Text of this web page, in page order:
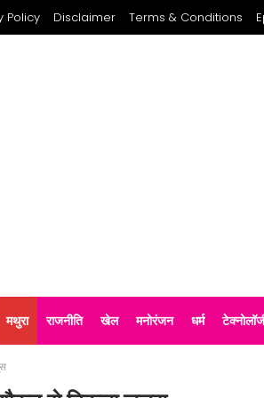
Policy Disclaimer Terms & Conditions
मथुरा राजनीति खेल मनोरंजन धर्म